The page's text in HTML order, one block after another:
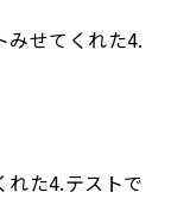
せてくれた4.
た4.テストで